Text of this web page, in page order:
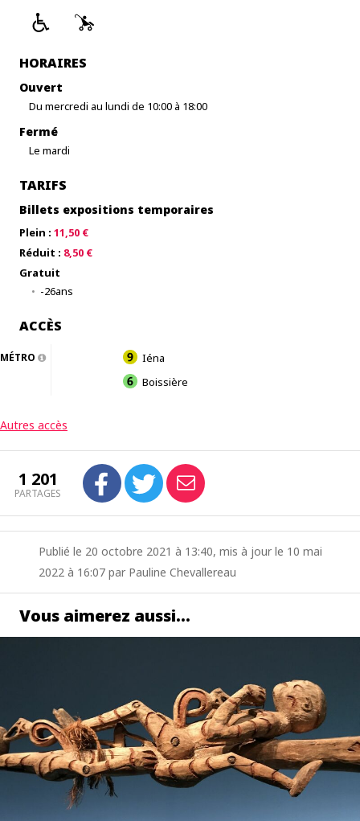
HORAIRES
Ouvert
Du mercredi au lundi de 10:00 à 18:00
Fermé
Le mardi
TARIFS
Billets expositions temporaires
Plein : 11,50 €
Réduit : 8,50 €
Gratuit
-26ans
ACCÈS
MÉTRO
Iéna
Boissière
Autres accès
1 201
PARTAGES
Publié le 20 octobre 2021 à 13:40, mis à jour le 10 mai
2022 à 16:07 par Pauline Chevallereau
Vous aimerez aussi…